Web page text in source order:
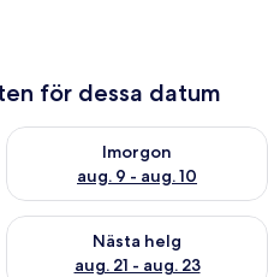
för dessa datum
aug. 8 - aug. 9
Imorgon
aug. 9 - aug. 10
Kontrollera tillgängligheten
här helgen aug. 14 - aug.
Nästa helg
aug. 21 - aug. 23
Kontrollera tillgängligheten